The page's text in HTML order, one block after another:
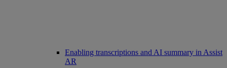
Enabling transcriptions and AI summary in Assist
AR